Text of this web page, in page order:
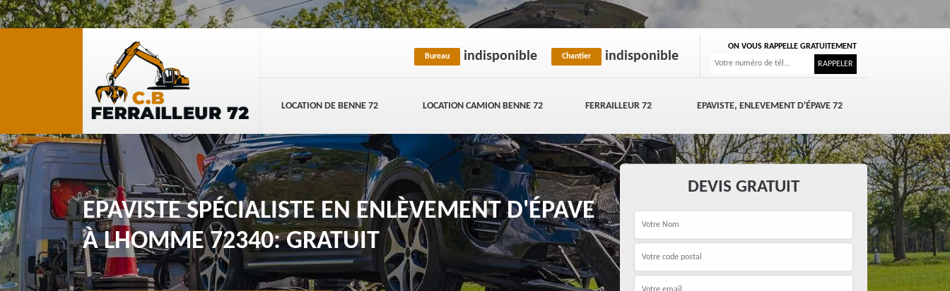
LOCATION DE BENNE 72 LOCATION CAMION BENNE 72 FERRAILLEUR 72 EPAVISTE, ENLEVEMENT D'ÉPAVE 72
Bureau indisponible Chantier indisponible
ON VOUS RAPPELLE GRATUITEMENT
EPAVISTE SPÉCIALISTE EN ENLÈVEMENT D'ÉPAVE
À LHOMME 72340: GRATUIT
DEVIS GRATUIT